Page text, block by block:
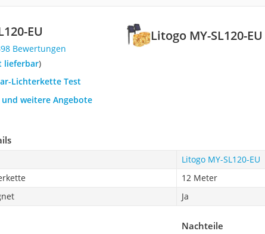
Litogo ‎MY-SL120-EU
EU
Bewertungen
lieferbar)
Lichterkette Test
weitere Angebote
Litogo ‎MY-SL120-EU
12 Meter
Ja
Nachteile